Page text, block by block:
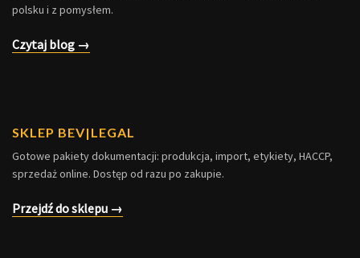
polsku i z pomysłem.
Czytaj blog →
SKLEP BEV|LEGAL
Gotowe pakiety dokumentacji: produkcja, import, etykiety, HACCP,
sprzedaż online. Dostęp od razu po zakupie.
Przejdź do sklepu →